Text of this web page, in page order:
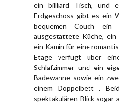
ein billliard Tisch, und
Erdgeschoss gibt es ein
bequemen Couch
ausgestattete Küche,
ein Kamin für eine
Etage verfügt über
Schlafzimmer und ein
Badewanne sowie ein
einem Doppelbett .
spektakulären Blick sogar